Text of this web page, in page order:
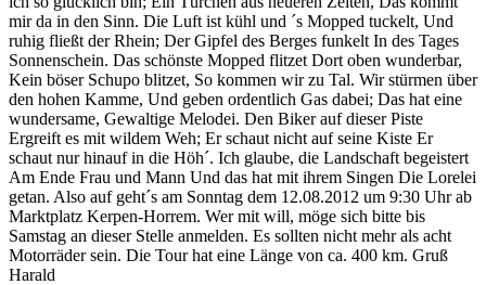
mir da in den Sinn. Die Luft ist kühl und ´s Mopped tuckelt, Und
ruhig fließt der Rhein; Der Gipfel des Berges funkelt In des Tages
Sonnenschein. Das schönste Mopped flitzet Dort oben wunderbar,
Kein böser Schupo blitzet, So kommen wir zu Tal. Wir stürmen über
den hohen Kamme, Und geben ordentlich Gas dabei; Das hat eine
wundersame, Gewaltige Melodei. Den Biker auf dieser Piste
Ergreift es mit wildem Weh; Er schaut nicht auf seine Kiste Er
schaut nur hinauf in die Höh´. Ich glaube, die Landschaft begeistert
Am Ende Frau und Mann Und das hat mit ihrem Singen Die Lorelei
getan. Also auf geht´s am Sonntag dem 12.08.2012 um 9:30 Uhr ab
Marktplatz Kerpen-Horrem. Wer mit will, möge sich bitte bis
Samstag an dieser Stelle anmelden. Es sollten nicht mehr als acht
Motorräder sein. Die Tour hat eine Länge von ca. 400 km. Gruß
Harald